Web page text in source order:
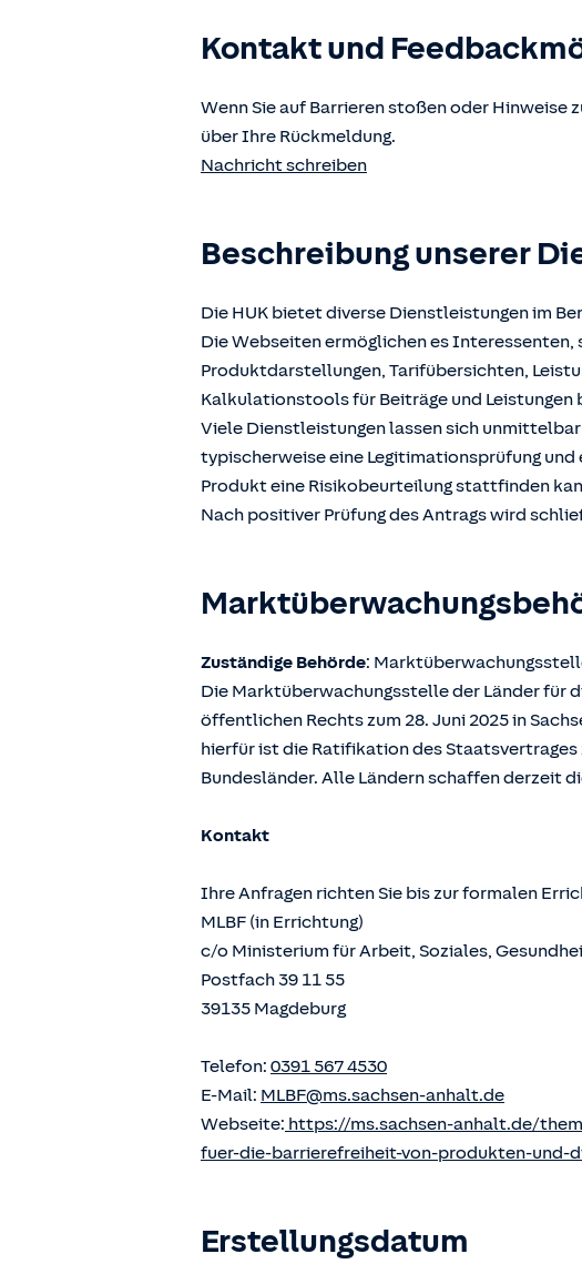
Kontakt und
Wenn Sie auf Barrieren stoßen oder Hinweise
über Ihre Rückmeldung.
Nachricht schreiben
Beschreibung unserer
Die HUK bietet diverse Dienstleistungen im
Die Webseiten ermöglichen es
Produktdarstellungen, Tarifübersichten,
Kalkulationstools für Beiträge und Leistungen
Viele Dienstleistungen lassen sich
typischerweise eine Legitimationsprüfung
Produkt eine Risikobeurteilung stattfinden
Nach positiver Prüfung des Antrags wird
Zuständige Behörde:
Die Marktüberwachungsstelle der Länder für
öffentlichen Rechts zum 28. Juni 2025 in
hierfür ist die Ratifikation des
Bundesländer. Alle Ländern schaffen derzeit
Kontakt
Ihre Anfragen richten Sie bis zur formalen
MLBF (in Errichtung)
c/o Ministerium für Arbeit, Soziales,
Postfach 39 11 55
39135 Magdeburg
Telefon: 0391 567 4530
E-Mail: MLBF@ms.sachsen-anhalt.de
Webseite: https://ms.sachsen-anhalt.de/
fuer-die-barrierefreiheit-von-produkten-und-
Erstellungsdatum